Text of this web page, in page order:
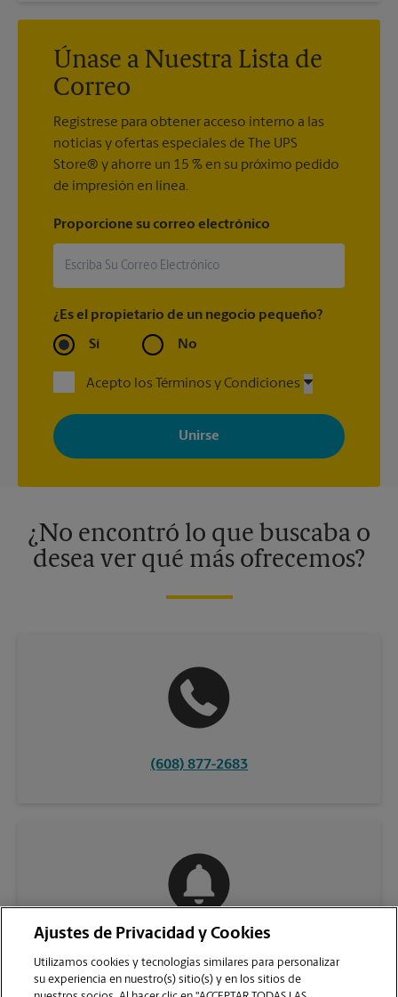
Únase a Nuestra Lista de
Correo
Regístrese para obtener acceso interno a las
noticias y ofertas especiales de The UPS
Store® y ahorre un 15 % en su próximo pedido
de impresión en línea.
Proporcione su correo electrónico
¿Es el propietario de un negocio pequeño?
Sí No
Acepto los Términos y Condiciones
Al registrarse, acepta recibir correos electrónicos de The UPS
Store con noticias, ofertas especiales, promociones y mensajes
adaptados a sus intereses. Puede darse de baja en cualquier
momento. Para más información, consulte nuestra política de
¿No encontró lo que buscaba o
desea ver qué más ofrecemos?
(608) 877-2683
Ajustes de Privacidad y Cookies
Utilizamos cookies y tecnologías similares para personalizar
su experiencia en nuestro(s) sitio(s) y en los sitios de